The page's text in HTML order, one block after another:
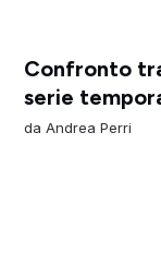
Confronto
serie
daAndrea Perri